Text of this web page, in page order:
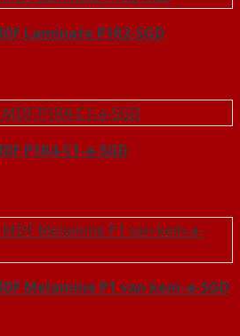
Laminate P1R2-SGD
P1R4-C1-a-SGD
Melamine P1 van kem-a-SGD